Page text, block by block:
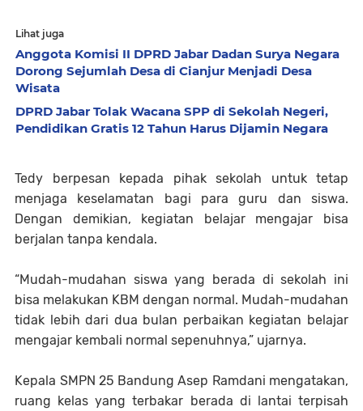
Lihat juga
Anggota Komisi II DPRD Jabar Dadan Surya Negara
Dorong Sejumlah Desa di Cianjur Menjadi Desa
Wisata
DPRD Jabar Tolak Wacana SPP di Sekolah Negeri,
Pendidikan Gratis 12 Tahun Harus Dijamin Negara
Tedy berpesan kepada pihak sekolah untuk tetap
menjaga keselamatan bagi para guru dan siswa.
Dengan demikian, kegiatan belajar mengajar bisa
berjalan tanpa kendala.
“Mudah-mudahan siswa yang berada di sekolah ini
bisa melakukan KBM dengan normal. Mudah-mudahan
tidak lebih dari dua bulan perbaikan kegiatan belajar
mengajar kembali normal sepenuhnya,” ujarnya.
Kepala SMPN 25 Bandung Asep Ramdani mengatakan,
ruang kelas yang terbakar berada di lantai terpisah